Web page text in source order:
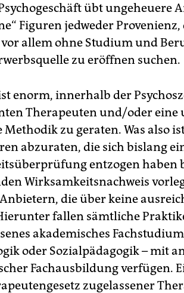
übt ungeheuere
Figuren jedweder
allem ohne Studium und
zu eröffnen suchen.
enorm, innerhalb der
Therapeuten und/oder eine
zu geraten. Was also
abzuraten, die sich bislang
entzogen haben
Wirksamkeitsnachweis
die über keine
fallen sämtliche
akademisches
oder Sozialpädagogik – mit
Fachausbildung verfügen.
zugelassener